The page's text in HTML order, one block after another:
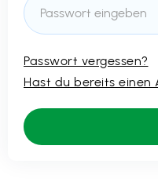
Passwort vergessen?
Hast du bereits einen